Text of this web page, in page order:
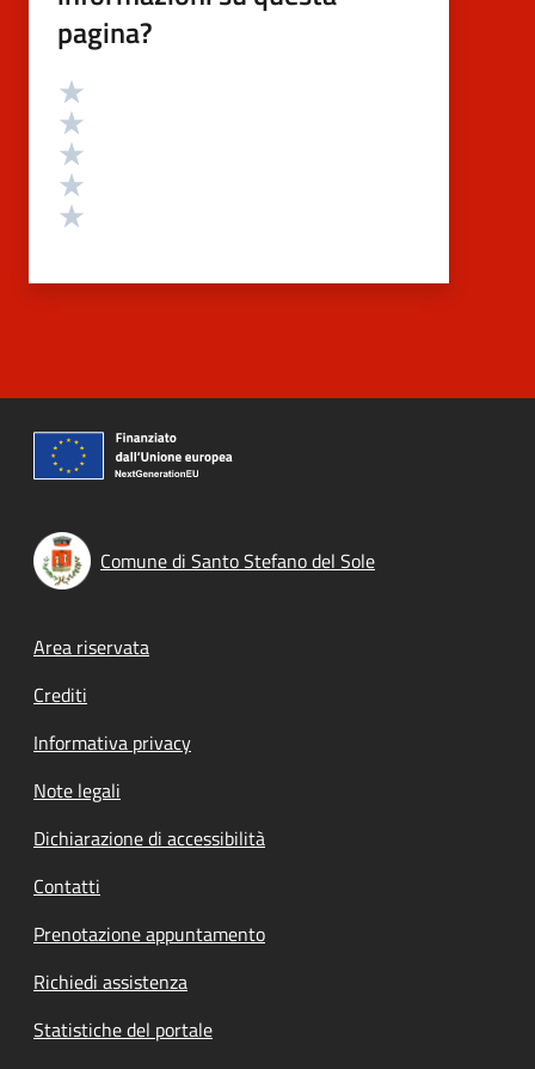
pagina?
Valutazione
Comune di Santo Stefano del Sole
Footer menu
Area riservata
Crediti
Informativa privacy
Note legali
Dichiarazione di accessibilità
Contatti
Prenotazione appuntamento
Richiedi assistenza
Statistiche del portale